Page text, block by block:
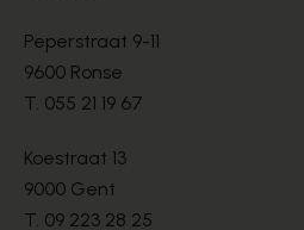
Peperstraat 9-11
9600 Ronse
T. 055 21 19 67
Koestraat 13
9000 Gent
T. 09 223 28 25